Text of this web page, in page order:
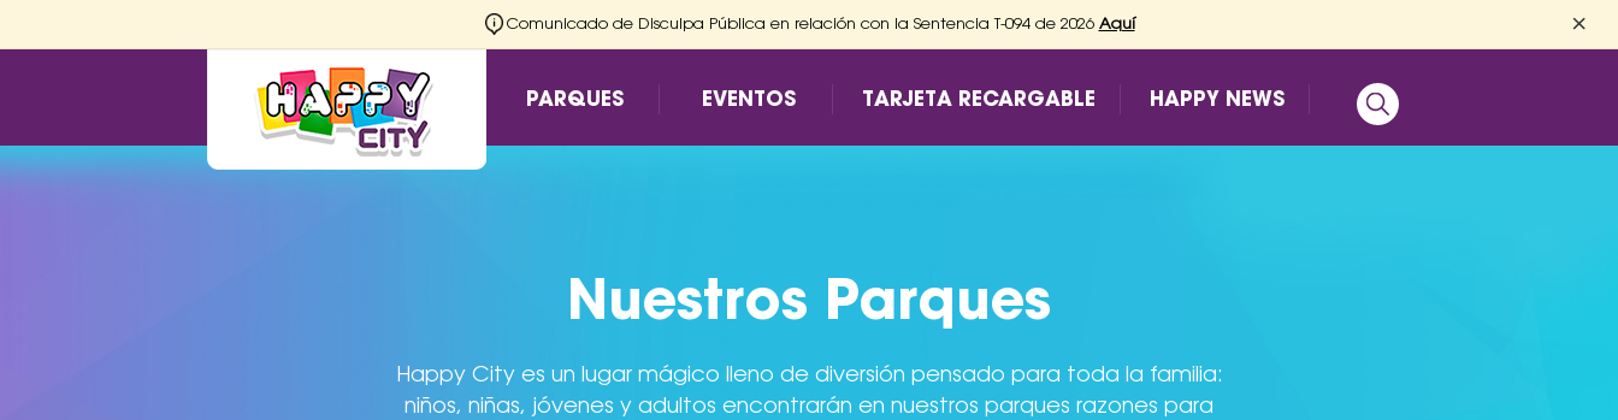
Comunicado de Disculpa Pública en relación con la Sentencia T-094 de 2026 Aquí ×
PARQUES EVENTOS TARJETA RECARGABLE HAPPY NEWS
Nuestros Parques
Happy City es un lugar mágico lleno de diversión pensado para toda la familia:
niños, niñas, jóvenes y adultos encontrarán en nuestros parques razones para